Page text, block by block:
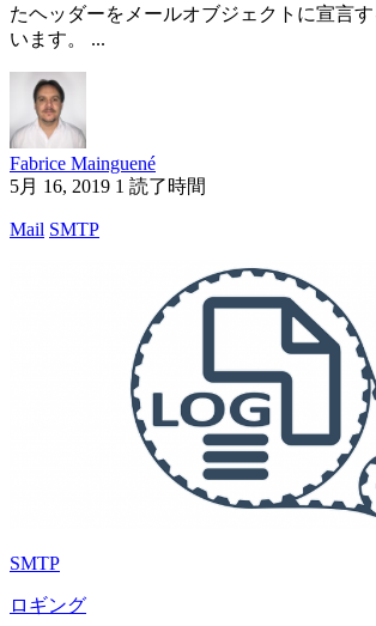
たヘッダーをメールオブジェクトに宣言
います。 ...
Fabrice Mainguené
5月 16, 2019 1 読了時間
Mail SMTP
SMTP
ロギング